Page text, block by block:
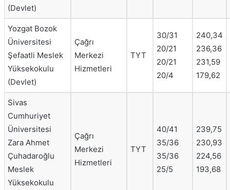
(Devlet)
Yozgat Bozok
Üniversitesi
Şefaatli Meslek
Yüksekokulu
(Devlet)
Çağrı
Merkezi
Hizmetleri
TYT
30/31
20/21
20/21
20/4
240,34
236,36
231,59
179,62
Sivas
Cumhuriyet
Üniversitesi
Zara Ahmet
Çuhadaroğlu
Meslek
Yüksekokulu
Çağrı
Merkezi
Hizmetleri
TYT
40/41
35/36
35/36
25/5
239,75
230,93
224,56
193,68